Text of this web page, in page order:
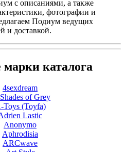
с описаниями, а также
фотографии и
Подиум ведущих
и доставкой.
каталога
4sexdream
of Grey
Toys (Toyfa)
Lastic
Anonymo
Aphrodisia
ARCwave